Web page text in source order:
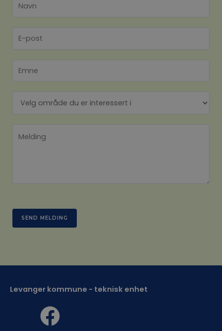
SEND MELDING
Levanger kommune - teknisk enhet